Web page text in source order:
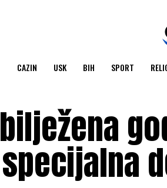
CAZIN USK BIH SPORT